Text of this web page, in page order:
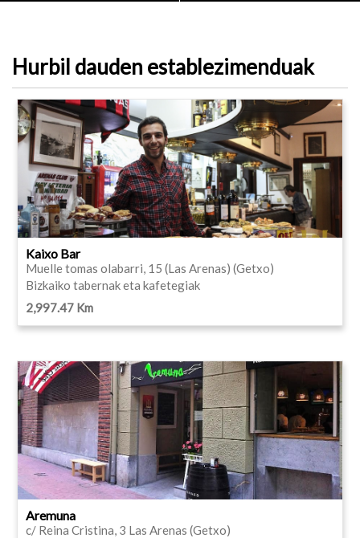
Hurbil dauden establezimenduak
Kaixo Bar
Muelle tomas olabarri, 15 (Las Arenas) (Getxo)
Bizkaiko tabernak eta kafetegiak
2,997.47 Km
Aremuna
c/ Reina Cristina, 3 Las Arenas (Getxo)